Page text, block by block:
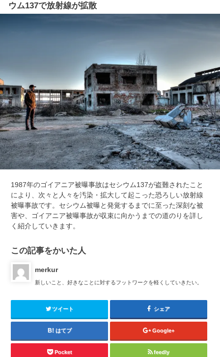
ウム137で放射線が拡散
1987年のゴイアニア被曝事故はセシウム137が盗難されたこと
により、次々と人々を汚染・拡大して起こった恐ろしい放射線
被曝事故です。セシウム被曝と発覚するまでに至った深刻な被
害や、ゴイアニア被曝事故が収束に向かうまでの道のりを詳し
く紹介していきます。
この記事をかいた人
merkur
新しいこと、好きなことに対するフットワークを軽くしていきたい。
ツイート シェア
はてブ Google+
Pocket feedly